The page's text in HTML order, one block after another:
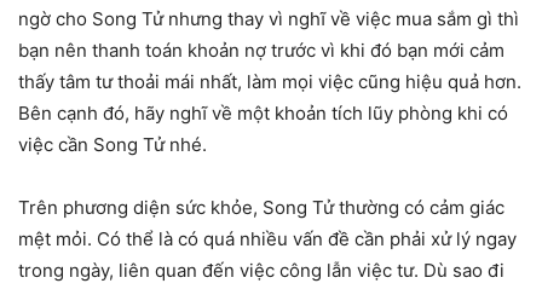
ngờ cho Song Tử nhưng thay vì nghĩ về việc mua sắm gì thì
bạn nên thanh toán khoản nợ trước vì khi đó bạn mới cảm
thấy tâm tư thoải mái nhất, làm mọi việc cũng hiệu quả hơn.
Bên cạnh đó, hãy nghĩ về một khoản tích lũy phòng khi có
việc cần Song Tử nhé.
Trên phương diện sức khỏe, Song Tử thường có cảm giác
mệt mỏi. Có thể là có quá nhiều vấn đề cần phải xử lý ngay
trong ngày, liên quan đến việc công lẫn việc tư. Dù sao đi